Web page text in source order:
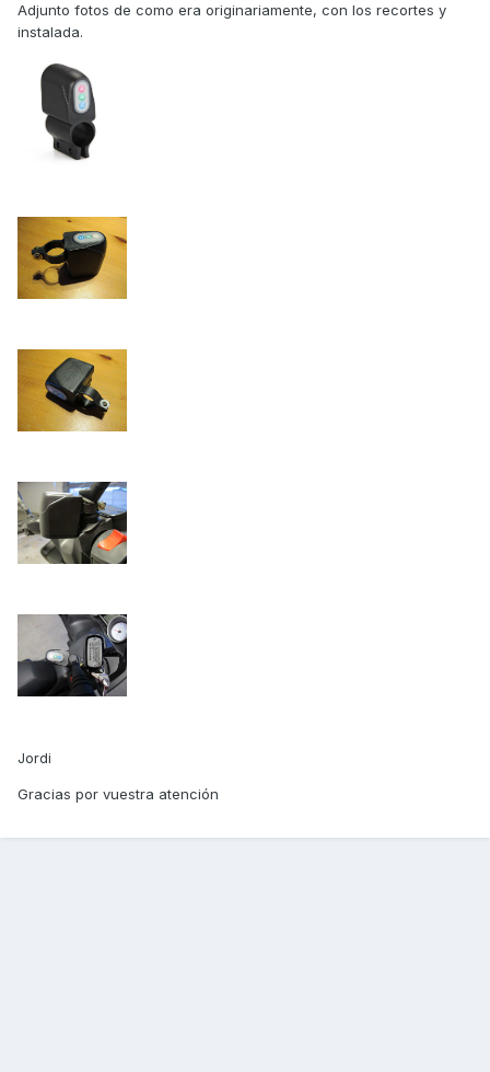
Adjunto fotos de como era originariamente, con los recortes y
instalada.
Jordi
Gracias por vuestra atención